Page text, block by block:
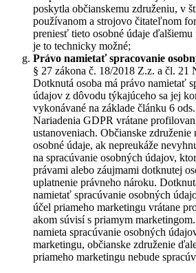
poskytla občianskemu združeniu, v
používanom a strojovo čitateľnom
preniesť tieto osobné údaje
je to technicky možné;
Právo namietať spracovanie
§ 27 zákona č. 18/2018 Z.z. a čl. 21
Dotknutá osoba má právo namietať
údajov z dôvodu týkajúceho sa jej
vykonávané na základe článku 6
Nariadenia GDPR vrátane
ustanoveniach. Občianske
osobné údaje, ak nepreukáže
na spracúvanie osobných údajov,
právami alebo záujmami dotknutej
uplatnenie právneho nároku.
namietať spracúvanie osobných
účel priameho marketingu vrátane
akom súvisí s priamym
namieta spracúvanie osobných
marketingu, občianske združenie
priameho marketingu nebude